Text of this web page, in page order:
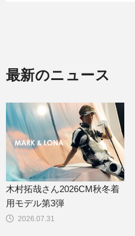
最新のニュース
2026.07.31
木村拓哉さん2026CM秋冬着
用モデル第3弾